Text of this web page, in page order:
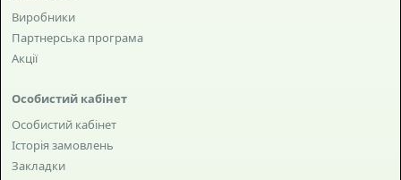
Виробники
Партнерська програма
Акції
Особистий кабінет
Особистий кабінет
Історія замовлень
Закладки